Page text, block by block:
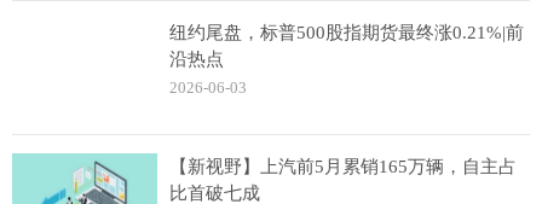
纽约尾盘，标普500股指期货最终涨0.21%|前
沿热点
2026-06-03
【新视野】上汽前5月累销165万辆，自主占
比首破七成